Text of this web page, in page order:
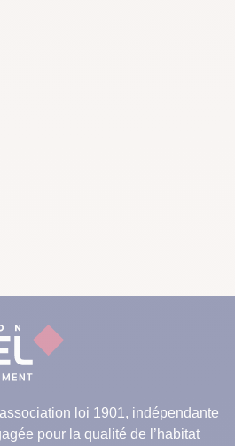
loi 1901, indépendante
pour la qualité de l’habitat